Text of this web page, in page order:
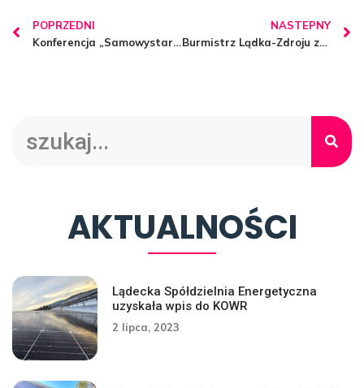
POPRZEDNI
Konferencja „Samowystarczalność energetyczna Gminy Lądek-Zdrój”
NASTEPNY
Burmistrz Lądka-Zdroju zaprasza zainteresowanych na spotkanie dotyczące Lądeckiej Spółdzielni Energetycznej
AKTUALNOŚCI
Lądecka Spółdzielnia Energetyczna
uzyskała wpis do KOWR
2 lipca, 2023